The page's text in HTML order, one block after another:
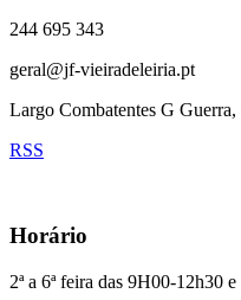
244 695 343
geral@jf-vieiradeleiria.pt
Largo Combatentes G
RSS
Horário
2ª a 6ª feira das 9H00-12h30